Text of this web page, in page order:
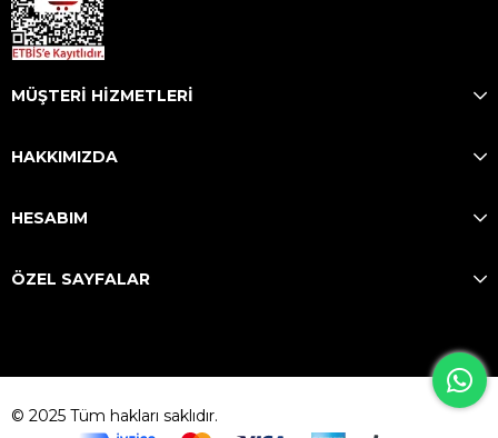
MÜŞTERİ HİZMETLERİ
HAKKIMIZDA
HESABIM
ÖZEL SAYFALAR
© 2025 Tüm hakları saklıdır.